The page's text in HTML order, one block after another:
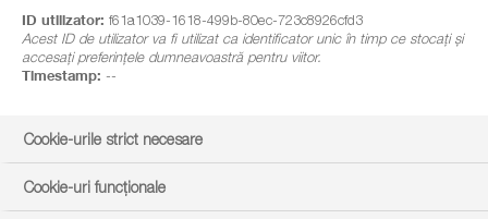
ID utilizator: f61a1039-1618-499b-80ec-723c8926cfd3
Acest ID de utilizator va fi utilizat ca identificator unic în timp ce stocați și
accesați preferințele dumneavoastră pentru viitor.
Timestamp: --
Cookie-urile strict necesare
Cookie-uri funcționale